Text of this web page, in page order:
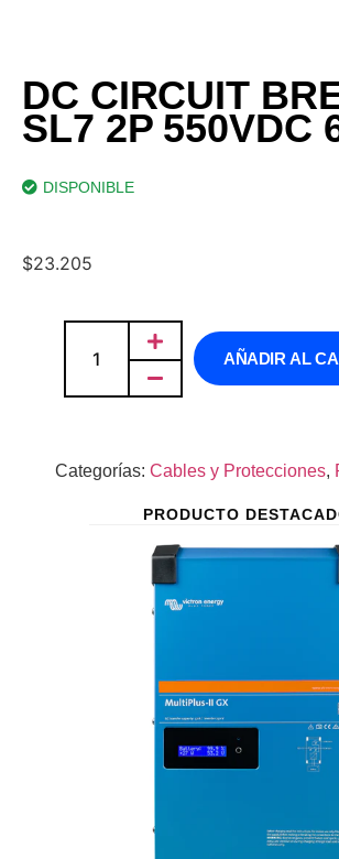
DC CIRCUIT
SL7 2P 550VDC
DISPONIBLE
$23.205
AÑADIR AL
Categorías: Cables y Protecciones,
PRODUCTO